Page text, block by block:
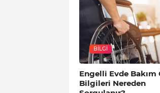
BILGI
Engelli Evde Bakım
Bilgileri Nereden